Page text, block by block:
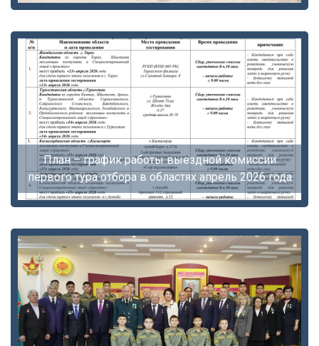
План – график работы выездной комиссии
первого тура отбора в областях апрель 2026 года